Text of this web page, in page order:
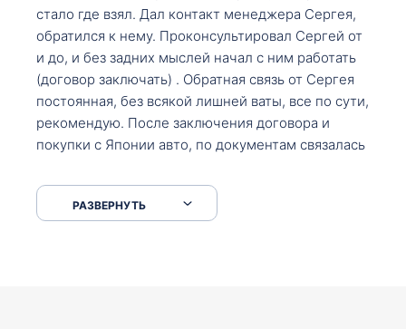
стало где взял. Дал контакт менеджера Сергея,
обратился к нему. Проконсультировал Сергей от
и до, и без задних мыслей начал с ним работать
(договор заключать) . Обратная связь от Сергея
постоянная, без всякой лишней ваты, все по сути,
рекомендую. После заключения договора и
покупки с Японии авто, по документам связалась
что заполнить, куда зайти, образцы и т.д. После
приехал за авто. Меня тепло встретили Сергей с
РАЗВЕРНУТЬ